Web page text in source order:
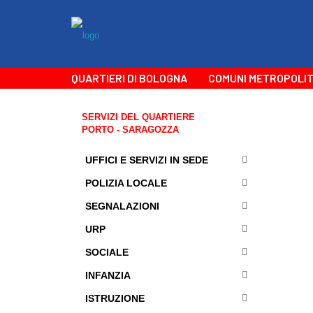
QUARTIERI DI BOLOGNA COMUNI
SERVIZI DEL QUARTIERE
PORTO - SARAGOZZA
UFFICI E SERVIZI IN SEDE
POLIZIA LOCALE
SEGNALAZIONI
URP
SOCIALE
INFANZIA
ISTRUZIONE